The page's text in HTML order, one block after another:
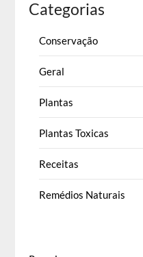
Categorias
Conservação
Geral
Plantas
Plantas Toxicas
Receitas
Remédios Naturais